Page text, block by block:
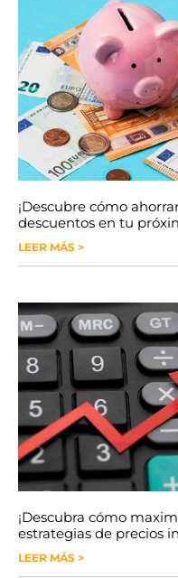
¡Descubre cómo
descuentos en tu
LEER MÁS >
¡Descubra cómo
estrategias de precios
LEER MÁS >